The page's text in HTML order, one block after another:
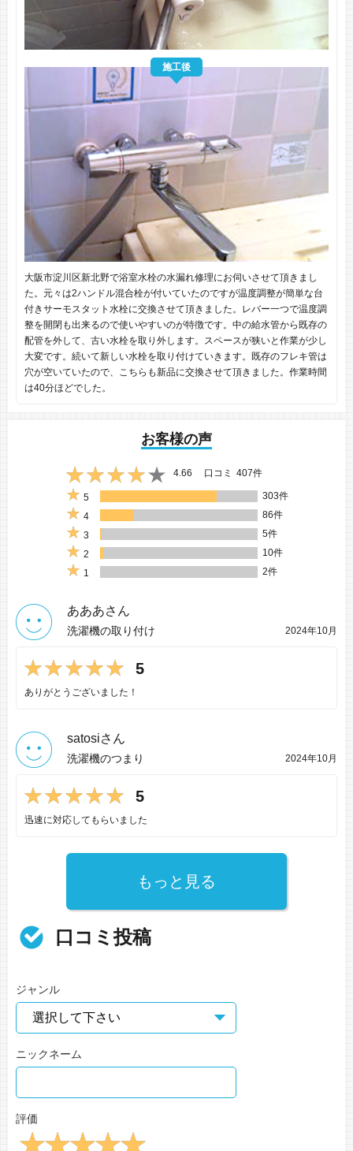
施工後
大阪市淀川区新北野で浴室水栓の水漏れ修理にお伺いさせて頂きまし
た。元々は2ハンドル混合栓が付いていたのですが温度調整が簡単な台
付きサーモスタット水栓に交換させて頂きました。レバー一つで温度調
整を開閉も出来るので使いやすいのが特徴です。中の給水管から既存の
配管を外して、古い水栓を取り外します。スペースが狭いと作業が少し
大変です。続いて新しい水栓を取り付けていきます。既存のフレキ管は
穴が空いていたので、こちらも新品に交換させて頂きました。作業時間
は40分ほどでした。
お客様の声
4.66 口コミ 407件
5
303件
4
86件
3
5件
2
10件
1
2件
あああさん
洗濯機の取り付け 2024年10月
5
ありがとうございました！
satosiさん
洗濯機のつまり 2024年10月
5
迅速に対応してもらいました
もっと見る
口コミ投稿
ジャンル
ニックネーム
評価